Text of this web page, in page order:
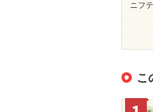
ニフ
こ